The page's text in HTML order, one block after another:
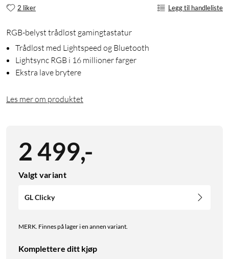
2 liker Legg til handleliste
RGB-belyst trådløst gamingtastatur
Trådløst med Lightspeed og Bluetooth
Lightsync RGB i 16 millioner farger
Ekstra lave brytere
Les mer om produktet
2 499,-
Valgt variant
GL Clicky
MERK. Finnes på lager i en annen variant.
Komplettere ditt kjøp